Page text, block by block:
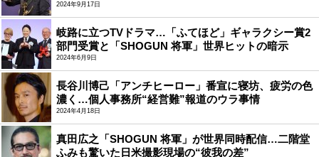
2024年9月17日
岐路に立つTVドラマ…「ふてほど」ギャラクシー賞2
部門受賞と「SHOGUN 将軍」世界ヒットの暗示
2024年6月9日
長谷川博己「アンチヒーロー」番宣に寝坊、疲労の色
濃く…個人事務所“経営難”報道のウラ事情
2024年4月18日
真田広之「SHOGUN 将軍」が世界同時配信…二階堂
ふみも驚いた日米撮影現場の“彼我の差”